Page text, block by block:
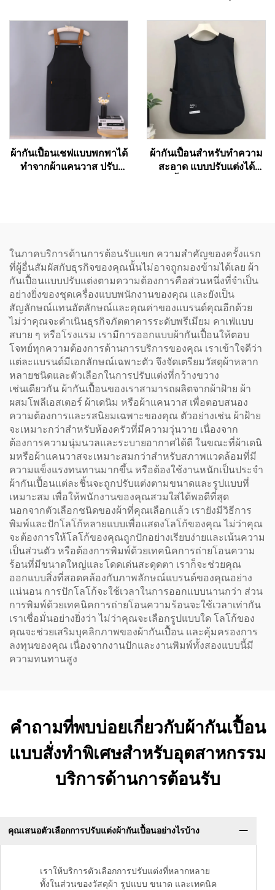
พนักงานเสิร์ฟ ผ้ากันเปื้อน
ครัวพื้นฐานราคาถูกสำหรับ
วันหยุด แบบติดอก ผลิตจาก
วัสดุอินทรีย์ ใช้สำหรับวาด
พร้อมกระเป๋า
ผ้ากันเปื้อนเชฟแบบพกพาได้
ทำจากผ้าแคนวาส ปรับ
ผ้ากันเปื้อนสำหรับทำความ
สะอาด แบบปรับแต่งได้
Cobbler Vest Apron) พร้อม
พิมพ์โลโก้ สำหรับบาริสต้า
และร้านตัดผม
ในภาคบริการด้านการต้อนรับแขก ความสำคัญของครั้งแรก
ที่ผู้อื่นสัมผัสกับธุรกิจของคุณนั้นไม่อาจถูกมองข้ามได้เลย ผ้า
กันเปื้อนแบบปรับแต่งตามความต้องการคือส่วนหนึ่งที่จำเป็น
อย่างยิ่งของชุดเครื่องแบบพนักงานของคุณ และยังเป็น
สัญลักษณ์แทนอัตลักษณ์และคุณค่าของแบรนด์คุณอีกด้วย
ไม่ว่าคุณจะดำเนินธุรกิจภัตตาคารระดับพรีเมียม คาเฟ่แบบ
สบาย ๆ หรือโรงแรม เรามีการออกแบบผ้ากันเปื้อนให้ตอบ
โจทย์ทุกความต้องการด้านการบริการของคุณ เราเข้าใจดีว่า
แต่ละแบรนด์มีเอกลักษณ์เฉพาะตัว จึงจัดเตรียมวัสดุผ้าหลาก
หลายชนิดและตัวเลือกในการปรับแต่งที่กว้างขวาง
เช่นเดียวกัน ผ้ากันเปื้อนของเราสามารถผลิตจากผ้าฝ้าย ผ้า
ผสมโพลีเอสเตอร์ ผ้าเดนิม หรือผ้าแคนวาส เพื่อตอบสนอง
ความต้องการและรสนิยมเฉพาะของคุณ ตัวอย่างเช่น ผ้าฝ้าย
จะเหมาะกว่าสำหรับห้องครัวที่มีความวุ่นวาย เนื่องจาก
ต้องการความนุ่มนวลและระบายอากาศได้ดี ในขณะที่ผ้าเดนิ
มหรือผ้าแคนวาสจะเหมาะสมกว่าสำหรับสภาพแวดล้อมที่มี
ความแข็งแรงทนทานมากขึ้น หรือต้องใช้งานหนักเป็นประจำ
ผ้ากันเปื้อนแต่ละชิ้นจะถูกปรับแต่งตามขนาดและรูปแบบที่
เหมาะสม เพื่อให้พนักงานของคุณสวมใส่ได้พอดีที่สุด
นอกจากตัวเลือกชนิดของผ้าที่คุณเลือกแล้ว เรายังมีวิธีการ
พิมพ์และปักโลโก้หลายแบบเพื่อแสดงโลโก้ของคุณ ไม่ว่าคุณ
จะต้องการให้โลโก้ของคุณถูกปักอย่างเรียบง่ายและเน้นความ
เป็นส่วนตัว หรือต้องการพิมพ์ด้วยเทคนิคการถ่ายโอนความ
ร้อนที่มีขนาดใหญ่และโดดเด่นสะดุดตา เราก็จะช่วยคุณ
ออกแบบสิ่งที่สอดคล้องกับภาพลักษณ์แบรนด์ของคุณอย่าง
แน่นอน การปักโลโก้จะใช้เวลาในการออกแบบนานกว่า ส่วน
การพิมพ์ด้วยเทคนิคการถ่ายโอนความร้อนจะใช้เวลาเท่ากัน
เราเชื่อมั่นอย่างยิ่งว่า ไม่ว่าคุณจะเลือกรูปแบบใด โลโก้ของ
คุณจะช่วยเสริมบุคลิกภาพของผ้ากันเปื้อน และคุ้มครองการ
ลงทุนของคุณ เนื่องจากงานปักและงานพิมพ์ทั้งสองแบบนี้มี
ความทนทานสูง
คำถามที่พบบ่อยเกี่ยวกับผ้ากันเปื้อน
แบบสั่งทำพิเศษสำหรับอุตสาหกรรม
บริการด้านการต้อนรับ
คุณเสนอตัวเลือกการปรับแต่งผ้ากันเปื้อนอย่างไรบ้าง
เราให้บริการตัวเลือกการปรับแต่งที่หลากหลาย
ทั้งในส่วนของวัสดุผ้า รูปแบบ ขนาด และเทคนิค